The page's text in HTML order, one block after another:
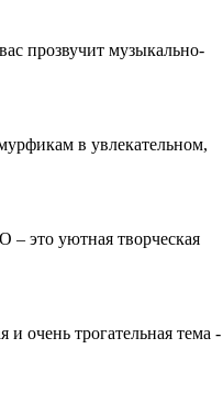
прозвучит музыкально-
в увлекательном,
уютная творческая
очень трогательная тема -